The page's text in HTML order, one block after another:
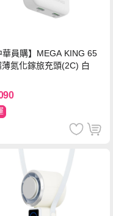
華員購】MEGA KING 65
薄氮化鎵旅充頭(2C) 白